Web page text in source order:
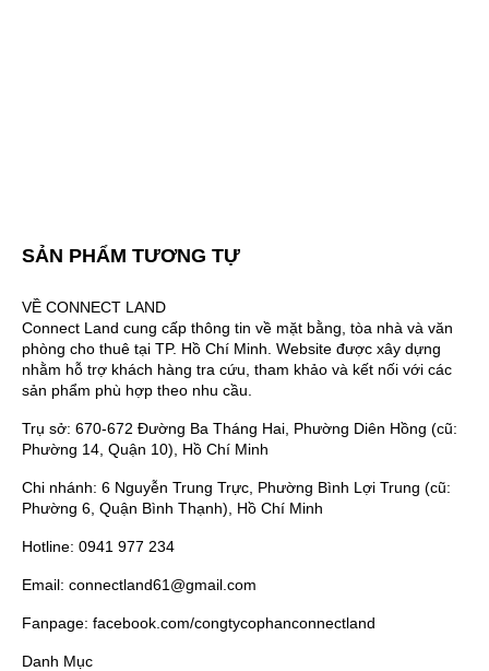
SẢN PHẨM TƯƠNG TỰ
VỀ CONNECT LAND
Connect Land cung cấp thông tin về mặt bằng, tòa nhà và văn
phòng cho thuê tại TP. Hồ Chí Minh. Website được xây dựng
nhằm hỗ trợ khách hàng tra cứu, tham khảo và kết nối với các
sản phẩm phù hợp theo nhu cầu.
Trụ sở: 670-672 Đường Ba Tháng Hai, Phường Diên Hồng (cũ:
Phường 14, Quận 10), Hồ Chí Minh
Chi nhánh: 6 Nguyễn Trung Trực, Phường Bình Lợi Trung (cũ:
Phường 6, Quận Bình Thạnh), Hồ Chí Minh
Hotline: 0941 977 234
Email: connectland61@gmail.com
Fanpage: facebook.com/congtycophanconnectland
Danh Mục